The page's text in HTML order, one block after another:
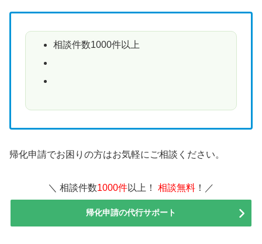
相談件数1000件以上
帰化申請でお困りの方はお気軽にご相談ください。
＼ 相談件数1000件以上！ 相談無料 ！／
帰化申請の代行サポート